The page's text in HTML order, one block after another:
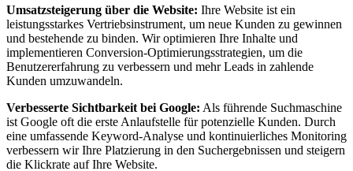
Umsatzsteigerung über die Website: Ihre Website ist ein
leistungsstarkes Vertriebsinstrument, um neue Kunden zu gewinnen
und bestehende zu binden. Wir optimieren Ihre Inhalte und
implementieren Conversion-Optimierungsstrategien, um die
Benutzererfahrung zu verbessern und mehr Leads in zahlende
Kunden umzuwandeln.
Verbesserte Sichtbarkeit bei Google: Als führende Suchmaschine
ist Google oft die erste Anlaufstelle für potenzielle Kunden. Durch
eine umfassende Keyword-Analyse und kontinuierliches Monitoring
verbessern wir Ihre Platzierung in den Suchergebnissen und steigern
die Klickrate auf Ihre Website.